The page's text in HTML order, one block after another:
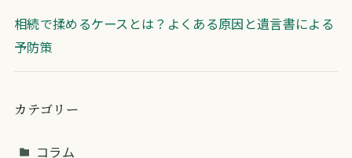
相続で揉めるケースとは？よくある原因と遺言書による
予防策
カテゴリー
コラム